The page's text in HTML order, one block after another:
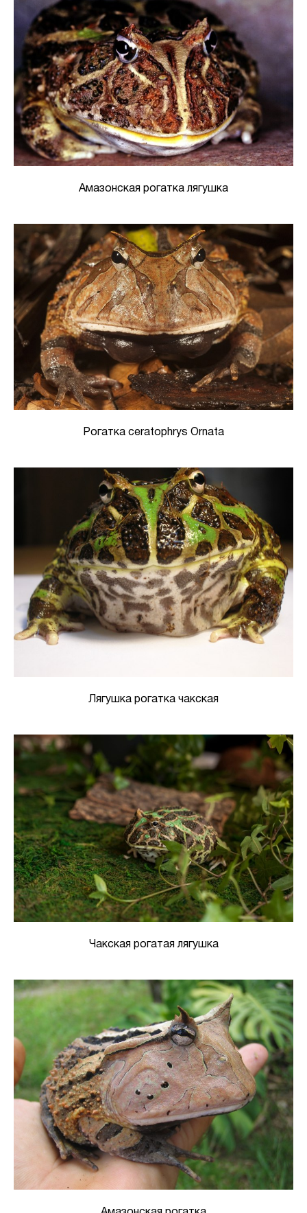
Амазонская рогатка лягушка
Рогатка ceratophrys Ornata
Лягушка рогатка чакская
Чакская рогатая лягушка